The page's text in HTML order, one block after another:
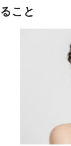
ること